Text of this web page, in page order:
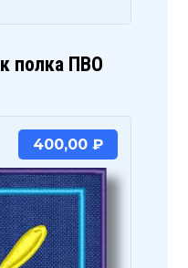
полка ПВО
400,00 ₽